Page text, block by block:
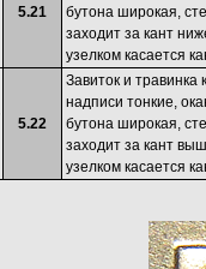
5.21
бутона широкая,
заходит за кант
узелком касается
5.22
Завиток и травинка
надписи тонкие,
бутона широкая,
заходит за кант
узелком касается